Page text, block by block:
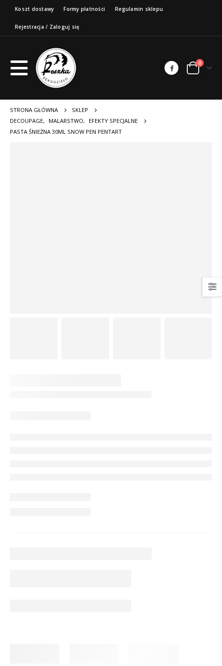
Koszt dostawy Formy płatności Regulamin sklepu
Rejestracja / Zaloguj się
0
STRONA GŁÓWNA
SKLEP
DECOUPAGE, MALARSTWO,
EFEKTY SPECJALNE
PASTA ŚNIEŻNA 30ML SNOW PEN PENTART